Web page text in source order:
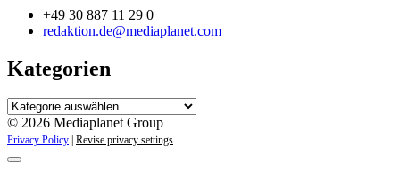
+49 30 887 11 29 0
redaktion.de@mediaplanet.com
Kategorien
Kategorien
© 2026 Mediaplanet Group
Privacy Policy Revise privacy settings